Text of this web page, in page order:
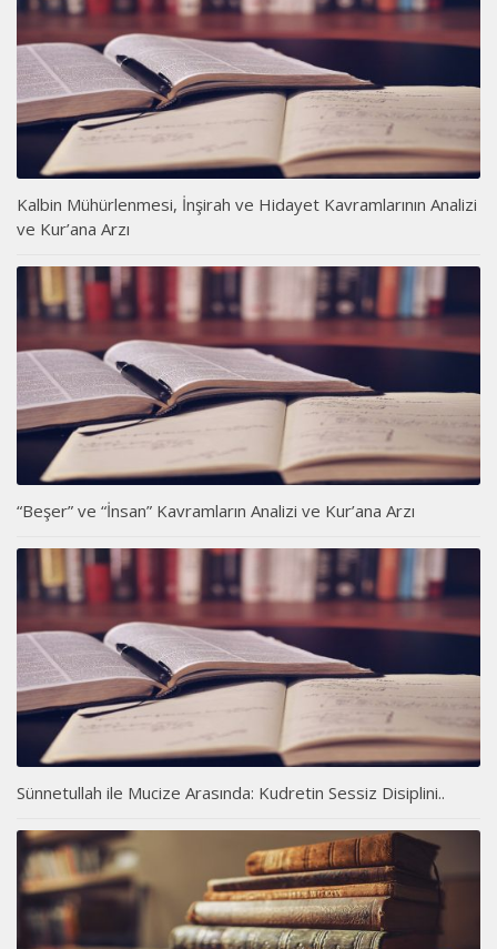
Kalbin Mühürlenmesi, İnşirah ve Hidayet Kavramlarının Analizi
ve Kur’ana Arzı
“Beşer” ve “İnsan” Kavramların Analizi ve Kur’ana Arzı
Sünnetullah ile Mucize Arasında: Kudretin Sessiz Disiplini..